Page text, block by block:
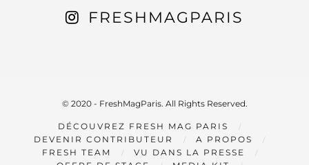
FRESHMAGPARIS
© 2020 - FreshMagParis. All Rights Reserved.
DÉCOUVREZ FRESH MAG PARIS
DEVENIR CONTRIBUTEUR
A PROPOS
FRESH TEAM
VU DANS LA PRESSE